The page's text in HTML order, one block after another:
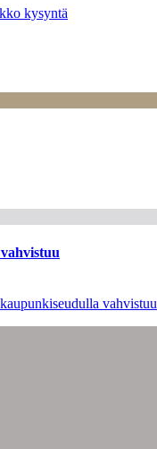
kysyntä
vahvistuu